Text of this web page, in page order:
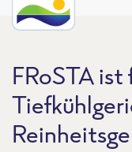
FRoSTA ist